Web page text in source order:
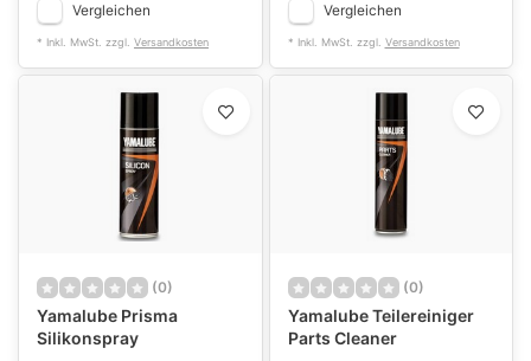
Vergleichen
* Inkl. MwSt. zzgl. Versandkosten
Vergleichen
* Inkl. MwSt. zzgl. Versandkosten
(0)
Yamalube Prisma
Silikonspray
(0)
Yamalube Teilereiniger
Parts Cleaner